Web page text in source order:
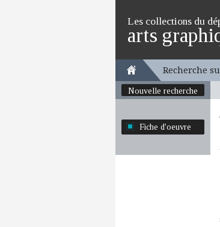
Les collections du
arts
Recherche
Nouvelle recherche
Fiche d'oeuvre